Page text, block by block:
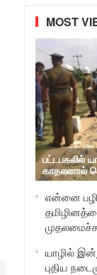
MOST
பட்டபகலில்
காதலனால்
என்னை
யாழில்
புதிய